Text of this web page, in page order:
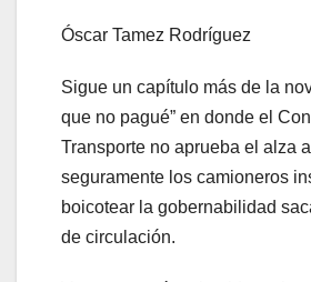
Óscar Tamez Rodríguez
Sigue un capítulo más de la
que no pagué” en donde el
Transporte no aprueba el alza
seguramente los camioneros
boicotear la gobernabilidad
de circulación.